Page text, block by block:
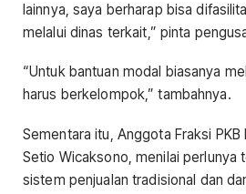
lainnya, saya berharap bisa
melalui dinas terkait,” pinta
“Untuk bantuan modal biasanya
harus berkelompok,” tambahnya.
Sementara itu, Anggota Fraksi PKB
Setio Wicaksono, menilai perlunya
sistem penjualan tradisional dan